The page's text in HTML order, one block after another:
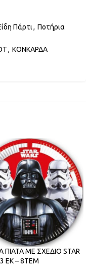
Πάρτι, Ποτήρια
, ΚΟΝΚΑΡΔΑ
ΠΙΑΤΑ ΜΕ ΣΧΕΔΙΟ STAR
ΕΚ – 8ΤΕΜ